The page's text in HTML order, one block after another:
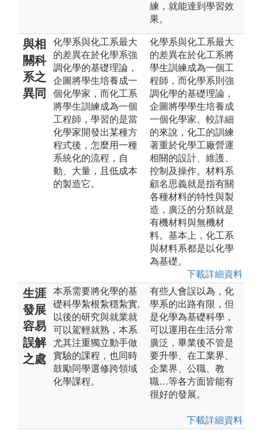
練，就能達到學習效
果。
與相
關科
系之
異同
化學系與化工系最大
的差異在於化學系強
調化學的基礎理論，
企圖將學生培養成一
個化學家，而化工系
將學生訓練成為一個
工程師，學習的是當
化學家開發出某種方
程式後，怎麼用一種
系統化的流程，自
動、大量，且低成本
的製造它。
化學系與化工系最大
的差異在於化工系將
學生訓練成為一個工
程師，而化學系則強
調化學的基礎理論，
企圖將學學生培養成
一個化學家。較詳細
的來說，化工的訓練
著重於化學工廠營運
相關的設計、維護、
控制及操作。材料系
顧名思義就是指有關
各種材料的特性與製
造，廣泛的分類就是
有機材料與無機材
料。基本上，化工系
與材料系都是以化學
為基礎。
下載詳細資料
生涯
發展
容易
誤解
之處
本系需要將化學的基
礎科學紮根紮穩紮實,
以後的研究與就業就
可以駕輕就熟，本系
尤其注重獨立動手做
實驗的課程，也同時
鼓勵同學選修跨領域
化學課程。
有些人會誤以為，化
學系的出路有限，但
是化學為基礎科學，
可以運用在生活分常
廣泛，畢業後不管是
要升學、在工業界、
企業界、公職、教
職…等各方面皆能有
很好的發展。
下載詳細資料